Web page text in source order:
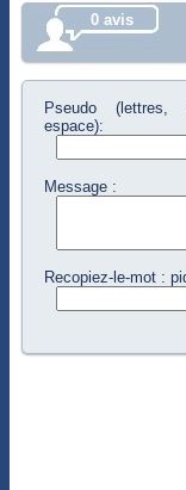
0 avis
Pseudo (lettres,
espace):
Message :
Recopiez-le-mot :